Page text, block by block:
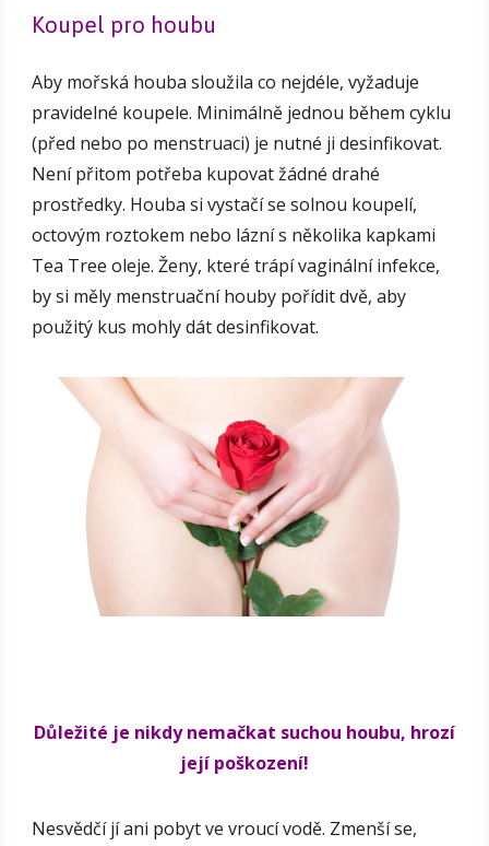
Koupel pro houbu
Aby mořská houba sloužila co nejdéle, vyžaduje
pravidelné koupele. Minimálně jednou během cyklu
(před nebo po menstruaci) je nutné ji desinfikovat.
Není přitom potřeba kupovat žádné drahé
prostředky. Houba si vystačí se solnou koupelí,
octovým roztokem nebo lázní s několika kapkami
Tea Tree oleje. Ženy, které trápí vaginální infekce,
by si měly menstruační houby pořídit dvě, aby
použitý kus mohly dát desinfikovat.
Důležité je nikdy nemačkat suchou houbu, hrozí
její poškození!
Nesvědčí jí ani pobyt ve vroucí vodě. Zmenší se,